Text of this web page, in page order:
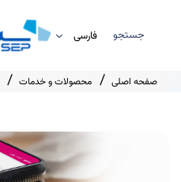
جستجو
صفحه اصلی محصولات و خدمات